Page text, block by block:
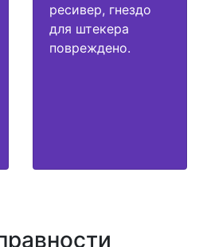
ресивер, гнездо
для штекера
повреждено.